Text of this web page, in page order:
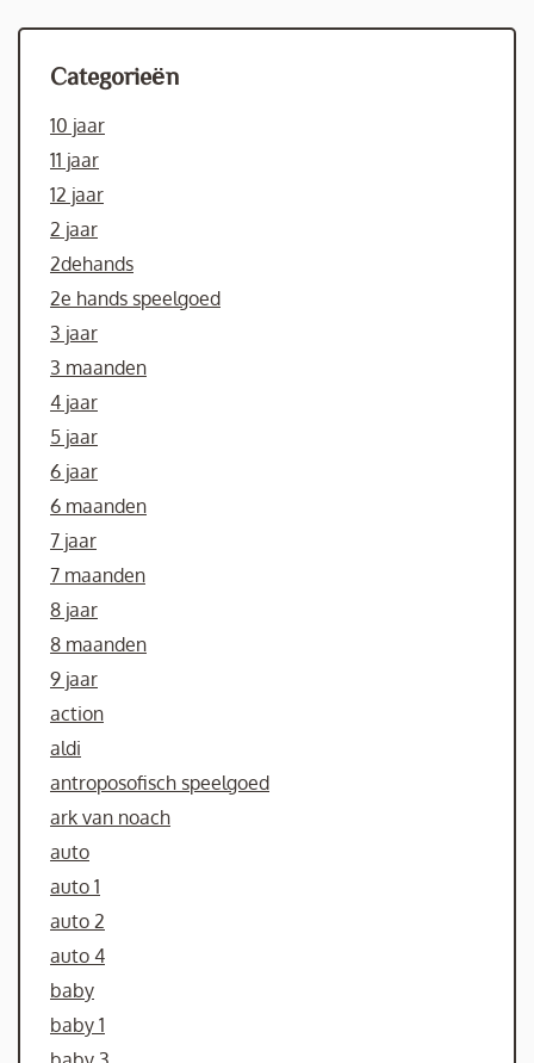
Categorieën
10 jaar
11 jaar
12 jaar
2 jaar
2dehands
2e hands speelgoed
3 jaar
3 maanden
4 jaar
5 jaar
6 jaar
6 maanden
7 jaar
7 maanden
8 jaar
8 maanden
9 jaar
action
aldi
antroposofisch speelgoed
ark van noach
auto
auto 1
auto 2
auto 4
baby
baby 1